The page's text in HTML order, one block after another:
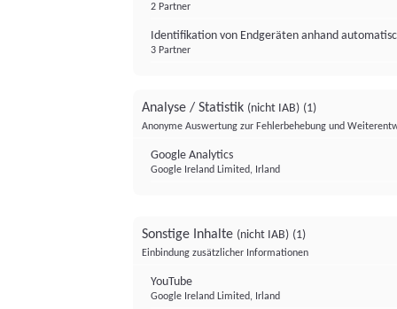
2 Partner
Identifikation von Endgeräten anhand
3 Partner
Analyse / Statistik (nicht IAB) (1)
Anonyme Auswertung zur Fehlerbehebung und
Google Analytics
Google Ireland Limited, Irland
Sonstige Inhalte (nicht IAB) (1)
Einbindung zusätzlicher Informationen
YouTube
Google Ireland Limited, Irland